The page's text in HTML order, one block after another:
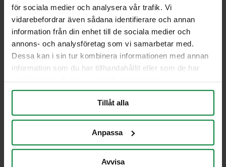
för sociala medier och analysera vår trafik. Vi
vidarebefordrar även sådana identifierare och annan
information från din enhet till de sociala medier och
annons- och analysföretag som vi samarbetar med.
Dessa kan i sin tur kombinera informationen med annan
information som du har tillhandahållit eller som de har
samlat in när du har använt deras tjänster.
Tillåt alla
Anpassa
Avvisa
Tarrat – Ivar 90 L,
Plastförpackningar
Tuotenumero 968620.1